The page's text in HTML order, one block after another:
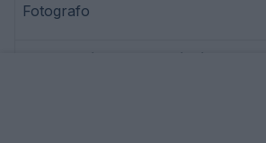
Fotografo
Compagnie aeree / aviazione /